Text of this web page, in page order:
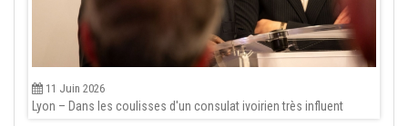
11 Juin 2026
Lyon – Dans les coulisses d'un consulat ivoirien très influent